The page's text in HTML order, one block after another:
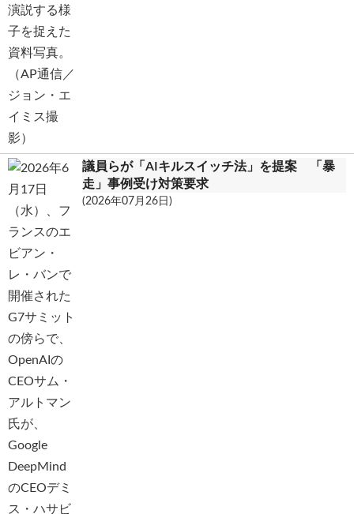
議員らが「AIキルスイッチ法」を提案 「暴
走」事例受け対策要求
(2026年07月26日)